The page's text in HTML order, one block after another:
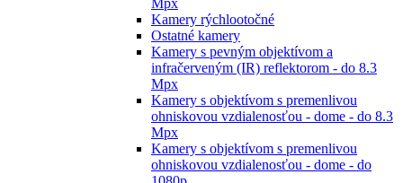
Mpx
Kamery rýchlootočné
Ostatné kamery
Kamery s pevným objektívom a
infračerveným (IR) reflektorom - do 8.3
Mpx
Kamery s objektívom s premenlivou
ohniskovou vzdialenosťou - dome - do 8.3
Mpx
Kamery s objektívom s premenlivou
ohniskovou vzdialenosťou - dome - do